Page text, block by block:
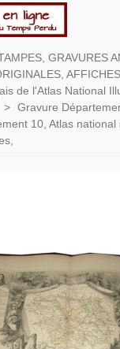
GRAVURES
AFFICHES
de l'Atlas National
> Gravure
10, Atlas national